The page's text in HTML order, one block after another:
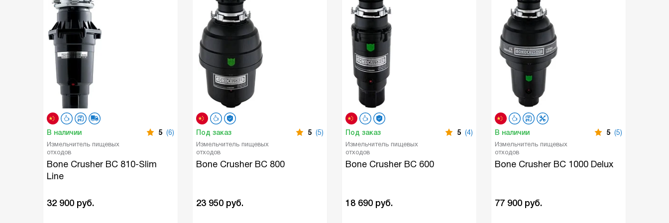
В наличии 5 (6)
Измельчитель пищевых
отходов
Bone Crusher BC 810-Slim
Line
32 900 руб.
Под заказ 5 (5)
Измельчитель пищевых
отходов
Bone Crusher BC 800
23 950 руб.
Под заказ 5 (4)
Измельчитель пищевых
отходов
Bone Crusher BC 600
18 690 руб.
В наличии 5 (5)
Измельчитель пищевых
отходов
Bone Crusher BC 1000 Delux
77 900 руб.